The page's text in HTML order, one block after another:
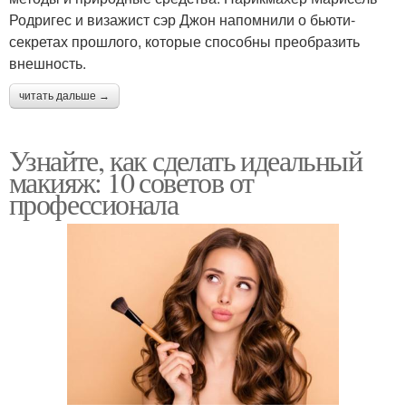
Родригес и визажист сэр Джон напомнили о бьюти-
секретах прошлого, которые способны преобразить
внешность.
читать дальше →
Узнайте, как сделать идеальный
макияж: 10 советов от
профессионала